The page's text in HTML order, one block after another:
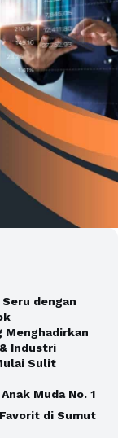
dengan
Menghadirkan
Industri
Sulit
Muda No. 1
di Sumut